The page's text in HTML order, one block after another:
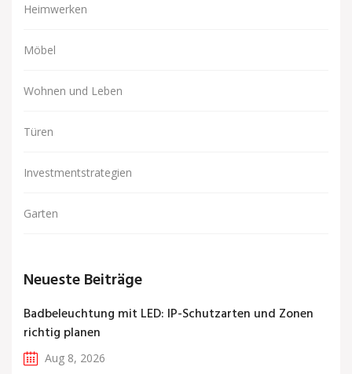
Heimwerken
Möbel
Wohnen und Leben
Türen
Investmentstrategien
Garten
Neueste Beiträge
Badbeleuchtung mit LED: IP-Schutzarten und Zonen
richtig planen
Aug 8, 2026